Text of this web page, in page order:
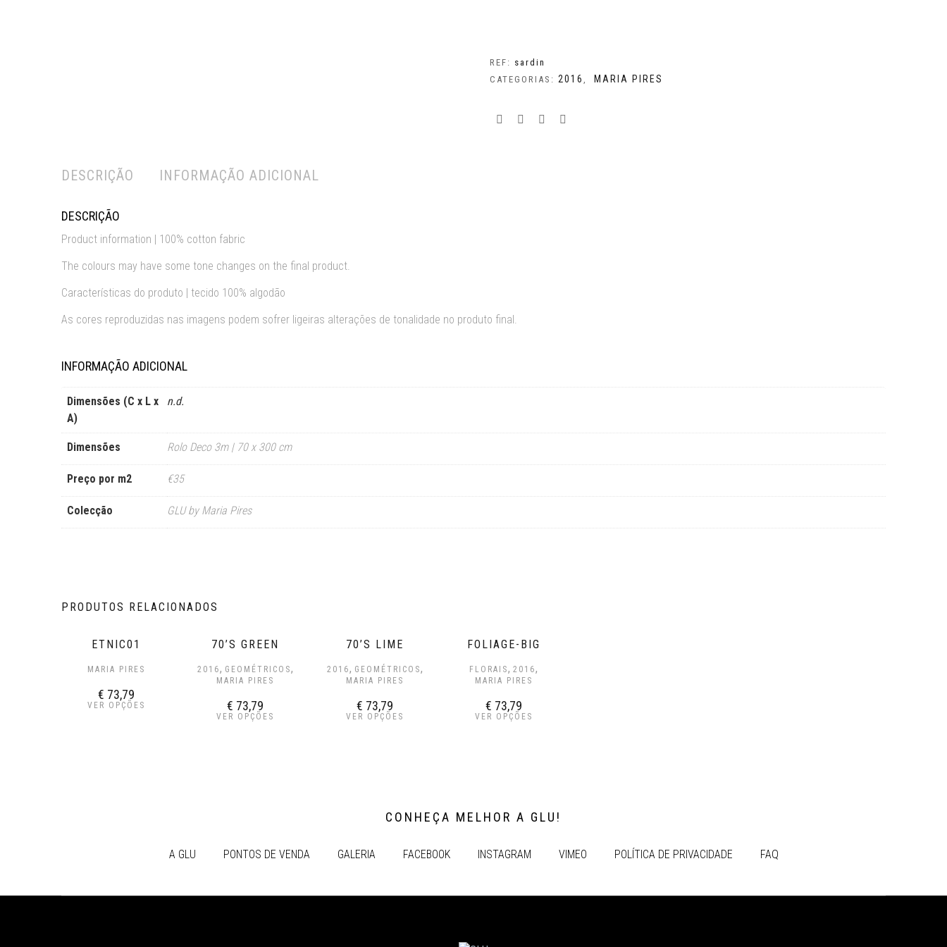
REF: sardin
CATEGORIAS:2016 , MARIA PIRES
DESCRIÇÃO INFORMAÇÃO ADICIONAL
DESCRIÇÃO
Product information | 100% cotton fabric
The colours may have some tone changes on the final product.
Características do produto | tecido 100% algodão
As cores reproduzidas nas imagens podem sofrer ligeiras alterações de tonalidade no produto final.
INFORMAÇÃO ADICIONAL
Dimensões (C x L x
A)
n.d.
Dimensões Rolo Deco 3m | 70 x 300 cm
Preço por m2 €35
Colecção GLU by Maria Pires
PRODUTOS RELACIONADOS
ETNIC01
MARIA PIRES
€ 73,79
VER OPÇÕES
70’S GREEN
2016, GEOMÉTRICOS,
MARIA PIRES
€ 73,79
VER OPÇÕES
70’S LIME
2016, GEOMÉTRICOS,
MARIA PIRES
€ 73,79
VER OPÇÕES
FOLIAGE-BIG
FLORAIS,2016,
MARIA PIRES
€ 73,79
VER OPÇÕES
CONHEÇA MELHOR A GLU!
A GLU PONTOS DE VENDA GALERIA FACEBOOK INSTAGRAM VIMEO POLÍTICA DE PRIVACIDADE FAQ